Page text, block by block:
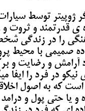
ژوپیتر توسط
ی قدرتمند و ثروت
را در زندگی
صمیمی با محیط
آرامش و رضایت و
نیکو در فرد را ایفا
است که به اصول
و یا حتی پول و